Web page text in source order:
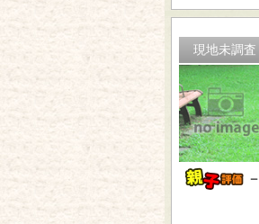
現地未調査
－